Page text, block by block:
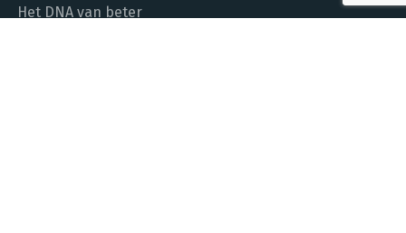
Het DNA van beter